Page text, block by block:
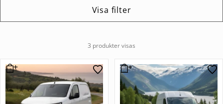
Visa filter
3 produkter visas